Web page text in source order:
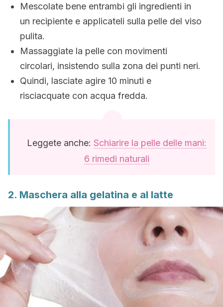
Mescolate bene entrambi gli ingredienti in
un recipiente e applicateli sulla pelle del viso
pulita.
Massaggiate la pelle con movimenti
circolari, insistendo sulla zona dei punti neri.
Quindi, lasciate agire 10 minuti e
risciacquate con acqua fredda.
Leggete anche: Schiarire la pelle delle mani:
6 rimedi naturali
2. Maschera alla gelatina e al latte